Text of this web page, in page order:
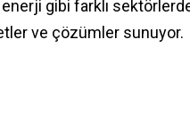
gibi farklı
ve çözümler sunuyor.